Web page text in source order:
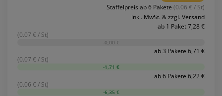
Staffelpreis ab 6 Pakete (0.06 € / St)
inkl. MwSt. & zzgl. Versand
ab 1 Paket 7,28 €
(0.07 € / St)
-0,00 €
ab 3 Pakete 6,71 €
(0.07 € / St)
-1,71 €
ab 6 Pakete 6,22 €
(0.06 € / St)
-6,35 €